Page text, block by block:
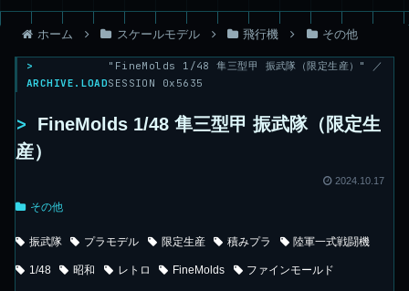
ホーム スケールモデル 飛行機 その他
>
ARCHIVE.LOAD
"FineMolds 1/48 隼三型甲 振武隊（限定生産）" ／
SESSION 0x5635
>
FineMolds 1/48 隼三型甲 振武隊（限定生
産）
2024.10.17
その他
振武隊 プラモデル 限定生産 積みプラ 陸軍一式戦闘機
1/48 昭和 レトロ FineMolds ファインモールド